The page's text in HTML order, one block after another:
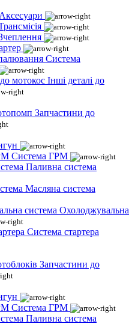
Аксесуари
Система
Інші деталі до
Запчастини до
Система ГРМ
Паливна система
Масляна система
Охолоджувальна
Система стартера
Запчастини до
Система ГРМ
Паливна система